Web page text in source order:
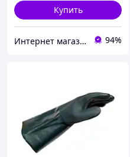
Купить
Интернет магазин Slando 94%